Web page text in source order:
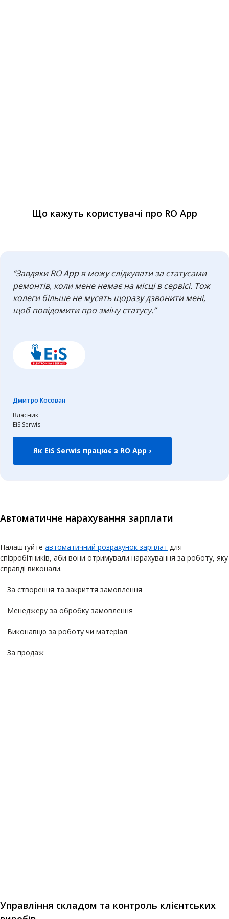
Що кажуть користувачі про RO App
“Завдяки RO App я можу слідкувати за статусами
ремонтів, коли мене немає на місці в сервісі. Тож
колеги більше не мусять щоразу дзвонити мені,
щоб повідомити про зміну статусу.”
Дмитро Косован
Власник
EiS Serwis
Як EiS Serwis працює з RO App ›
Автоматичне нарахування зарплати
Налаштуйте автоматичний розрахунок зарплат для
співробітників, аби вони отримували нарахування за роботу, яку
справді виконали.
За створення та закриття замовлення
Менеджеру за обробку замовлення
Виконавцю за роботу чи матеріал
За продаж
Управління складом та контроль клієнтських